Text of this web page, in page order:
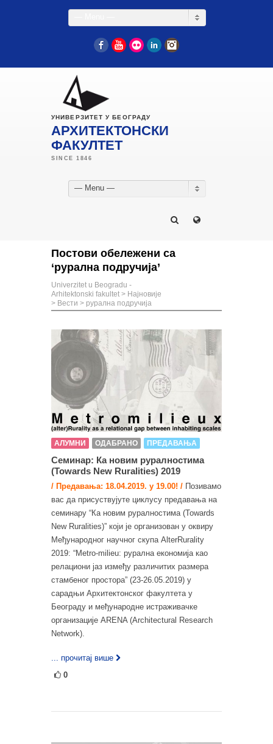
FacebookYouTube
Flickr LinkedIn
УНИВЕРЗИТЕТ У БЕОГРАДУ
АРХИТЕКТОНСКИ
ФАКУЛТЕТ
— Menu —
Постови обележени са
‘рурална подручија’
Univerzitet u Beogradu -
Arhitektonski fakultet > Најновије
> Вести > рурална подручија
АЛУМНИ ОДАБРАНО ПРЕДАВАЊА
Семинар: Ка новим руралностима
(Towards New Ruralities) 2019
/ Предавања: 18.04.2019. у 19.00! / Позивамо
вас да присуствујуте циклусу предавања на
семинару “Ка новим руралностима (Towards
New Ruralities)” који је организован у оквиру
Међународног научног скупа AlterRurality
2019: “Metro-milieu: рурална економија као
релациони јаз између различитих размера
стамбеног простора” (23-26.05.2019) у
сарадњи Архитектонског факултета у
Београду и међународне истраживачке
организације ARENA (Architectural Research
Network).
... прочитај више
0